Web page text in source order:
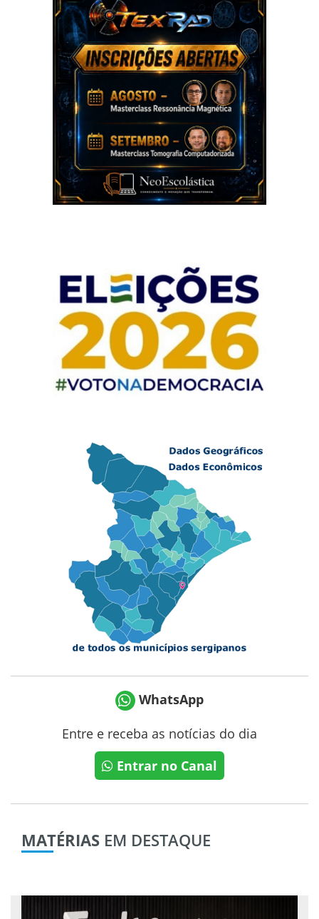
WhatsApp
Entre e receba as notícias do dia
Entrar no Canal
MATÉRIAS EM DESTAQUE